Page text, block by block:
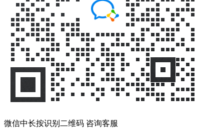
微信中长按识别二维码 咨询客服